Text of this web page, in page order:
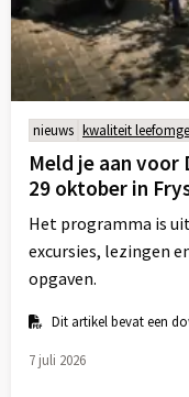
nieuws kwaliteit
Meld je aan voor
29 oktober in
Het programma is
excursies, lezingen
opgaven.
Dit artikel bevat een
7 juli 2026